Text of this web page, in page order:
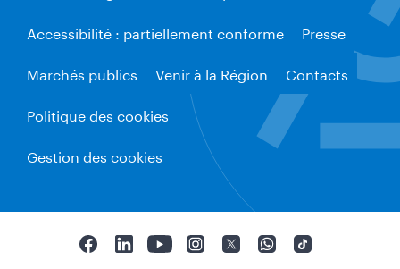
Accessibilité : partiellement conforme
Presse
Marchés publics
Venir à la Région
Contacts
Politique des cookies
Gestion des cookies
F
a
L
i
Y
o
I
n
T
w
W
h
T
i